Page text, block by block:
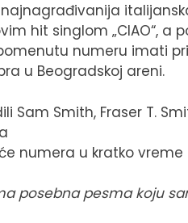
hit singlom „CIAO“, a
numeru imati
u Beogradskoj areni.
Sam Smith, Fraser T.
numera u kratko
posebna pesma koju